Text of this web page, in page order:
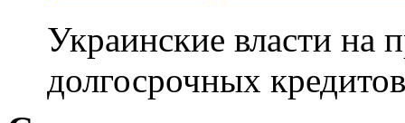
Украинские власти на
долгосрочных